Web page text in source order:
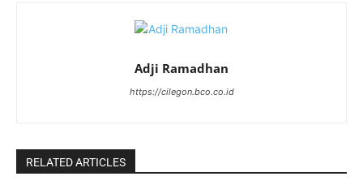
Adji Ramadhan
https://cilegon.bco.co.id
RELATED ARTICLES